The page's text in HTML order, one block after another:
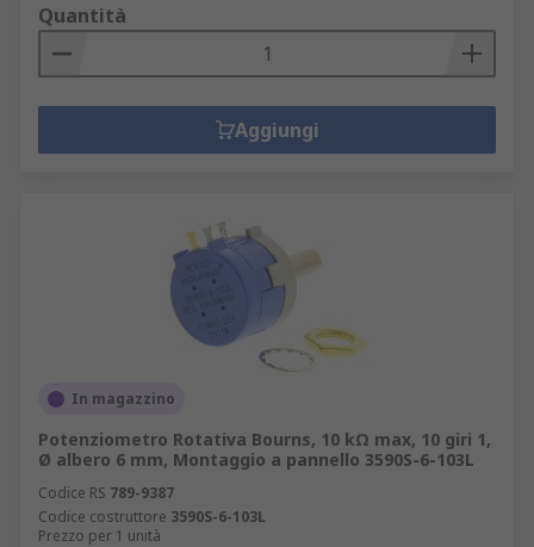
Quantità
Aggiungi
In magazzino
Potenziometro Rotativa Bourns, 10 kΩ max, 10 giri 1,
Ø albero 6 mm, Montaggio a pannello 3590S-6-103L
Codice RS 789-9387
Codice costruttore 3590S-6-103L
Prezzo per 1 unità